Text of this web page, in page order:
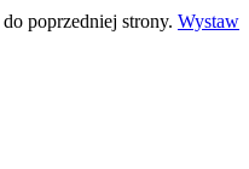
do poprzedniej strony. Wystaw